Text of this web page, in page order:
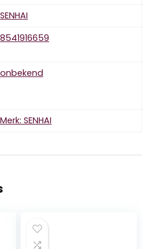
‎SENHAI
‎8541916659
‎onbekend
Merk: SENHAI